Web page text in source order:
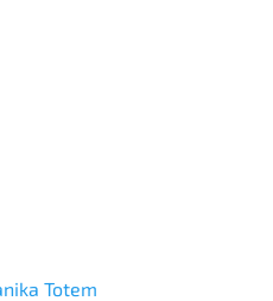
Totem